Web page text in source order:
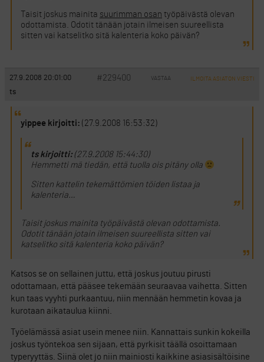
Taisit joskus mainita suurimman osan työpäivästä olevan
odottamista. Odotit tänään jotain ilmeisen suureellista
sitten vai katselitko sitä kalenteria koko päivän?
27.9.2008 20:01:00 #229400 VASTAA ILMOITA ASIATON VIESTI
ts
yippee kirjoitti: (27.9.2008 16:53:32)
ts kirjoitti:(27.9.2008 15:44:30)
Hemmetti mä tiedän, että tuolla ois pitäny olla
Sitten kattelin tekemättömien töiden listaa ja
kalenteria…
Taisit joskus mainita työpäivästä olevan odottamista.
Odotit tänään jotain ilmeisen suureellista sitten vai
katselitko sitä kalenteria koko päivän?
Katsos se on sellainen juttu, että joskus joutuu pirusti
odottamaan, että pääsee tekemään seuraavaa vaihetta. Sitten
kun taas vyyhti purkaantuu, niin mennään hemmetin kovaa ja
kurotaan aikataulua kiinni.
Työelämässä asiat usein menee niin. Kannattais sunkin kokeilla
joskus työntekoa sen sijaan, että pyrkisit täällä osoittamaan
typeryyttäs. Siinä olet jo niin mainiosti kaikkine asiasisältöisine